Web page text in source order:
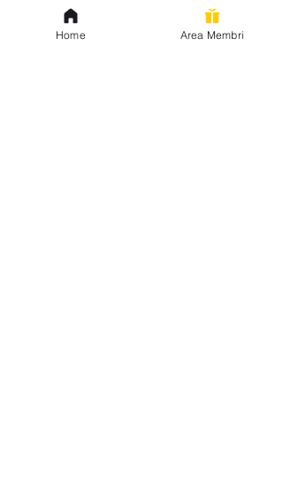
l'uomo più retto. Eppure nulla, di
fronte alla donna che incede fra loro.
Home Area Membri